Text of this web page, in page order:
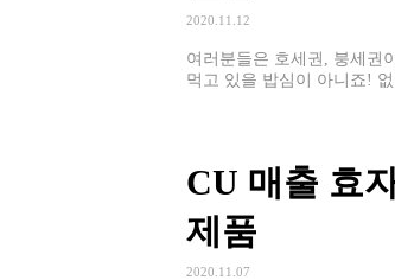
2020.11.12
여러분들은 호세권, 붕세권
먹고 있을 밥심이 아니죠!
CU 매출 효
제품
2020.11.07